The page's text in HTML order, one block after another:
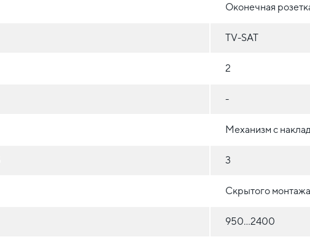
Оконечная
TV-SAT
2
-
Механизм с
3
Скрытого
950...2400